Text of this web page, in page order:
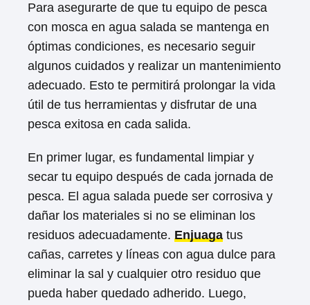
Para asegurarte de que tu equipo de pesca
con mosca en agua salada se mantenga en
óptimas condiciones, es necesario seguir
algunos cuidados y realizar un mantenimiento
adecuado. Esto te permitirá prolongar la vida
útil de tus herramientas y disfrutar de una
pesca exitosa en cada salida.
En primer lugar, es fundamental limpiar y
secar tu equipo después de cada jornada de
pesca. El agua salada puede ser corrosiva y
dañar los materiales si no se eliminan los
residuos adecuadamente. Enjuaga tus
cañas, carretes y líneas con agua dulce para
eliminar la sal y cualquier otro residuo que
pueda haber quedado adherido. Luego,